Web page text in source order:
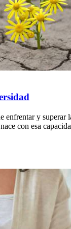
enfrentar y superar
con esa